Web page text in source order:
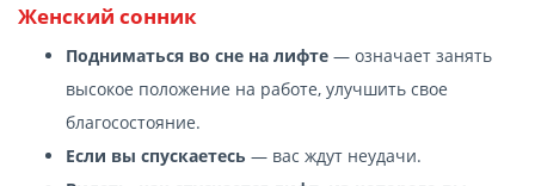
Женский сонник
Подниматься во сне на лифте — означает занять
высокое положение на работе, улучшить свое
благосостояние.
Если вы спускаетесь — вас ждут неудачи.